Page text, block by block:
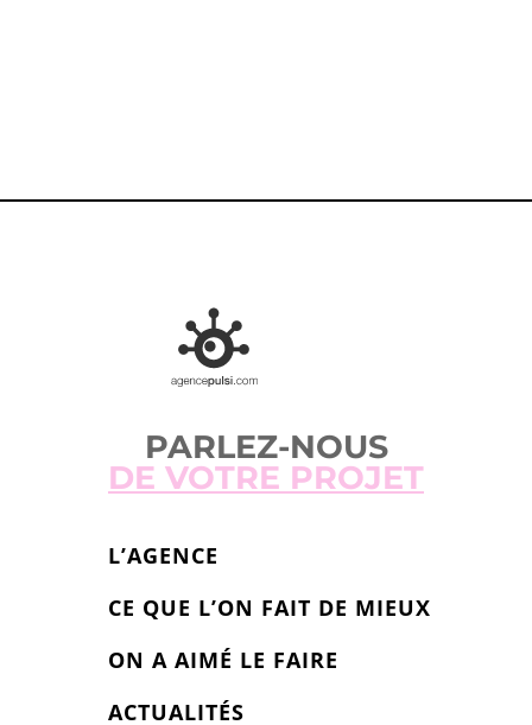
PARLEZ-NOUS
DE VOTRE PROJET
L’AGENCE
CE QUE L’ON FAIT DE MIEUX
ON A AIMÉ LE FAIRE
ACTUALITÉS